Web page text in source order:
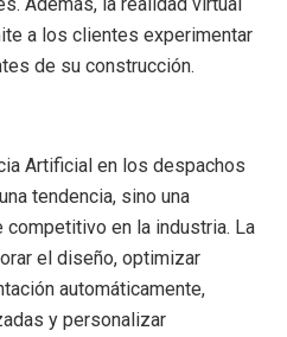
a los clientes experimentar
de su construcción.
Artificial en los despachos
tendencia, sino una
en la industria. La
el diseño, optimizar
automáticamente,
y personalizar